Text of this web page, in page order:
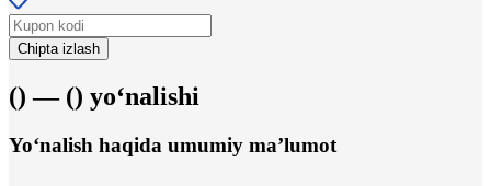
Chipta izlash
() — () yo‘nalishi
Yo‘nalish haqida umumiy ma’lumot